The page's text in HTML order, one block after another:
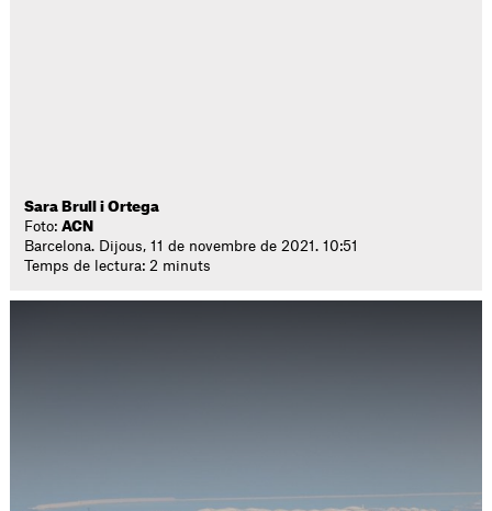
Sara Brull i Ortega
Foto:ACN
Barcelona. Dijous, 11 de novembre de 2021. 10:51
Temps de lectura: 2 minuts